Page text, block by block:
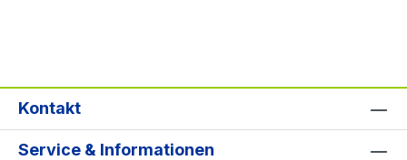
Kontakt
Service & Informationen